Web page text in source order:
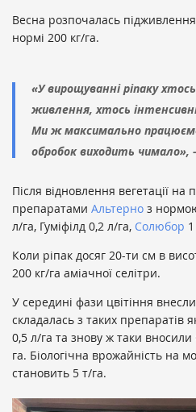
Весна розпочалась
нормі 200 кг/га.
«У вирощуванні ріпаку
живлення, хтось
Ми ж максимально
обробок виходить чимало»,
Після відновлення вегетації на
препаратами Альтерно з
л/га, Гуміфілд 0,2 л/га, Солюбор
Коли ріпак досяг 20-ти см в
200 кг/га аміачної селітри.
У середині фaзи цвітіння
складалась з таких препаратів
0,5 л/га та знову ж таки
га. Біологічна врожайність на
становить 5 т/га.